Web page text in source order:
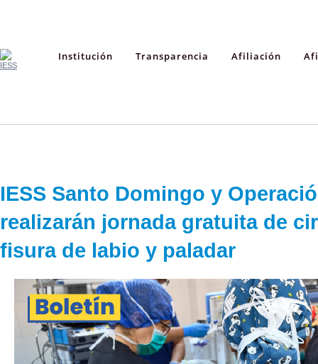
Institución Transparencia Afiliación
IESS Santo Domingo y
realizarán jornada gratuita de
fisura de labio y paladar